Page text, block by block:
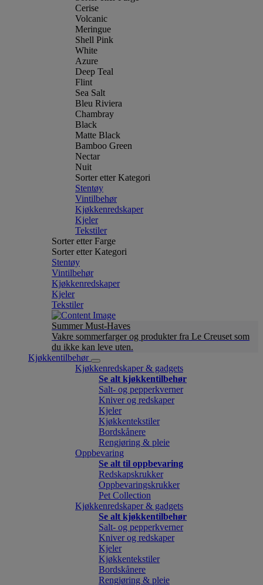
Cerise
Volcanic
Meringue
Shell Pink
White
Azure
Deep Teal
Flint
Sea Salt
Bleu Riviera
Chambray
Black
Matte Black
Bamboo Green
Nectar
Nuit
Sorter etter Kategori
Stentøy
Vintilbehør
Kjøkkenredskaper
Kjeler
Tekstiler
Sorter etter Farge
Sorter etter Kategori
Stentøy
Vintilbehør
Kjøkkenredskaper
Kjeler
Tekstiler
Summer Must-Haves
Vakre sommerfarger og produkter fra Le Creuset som
du ikke kan leve uten.
Kjøkkentilbehør
Kjøkkenredskaper & gadgets
Se alt kjøkkentilbehør
Salt- og pepperkverner
Kniver og redskaper
Kjeler
Kjøkkentekstiler
Bordskånere
Rengjøring & pleie
Oppbevaring
Se alt til oppbevaring
Redskapskrukker
Oppbevaringskrukker
Pet Collection
Kjøkkenredskaper & gadgets
Se alt kjøkkentilbehør
Salt- og pepperkverner
Kniver og redskaper
Kjeler
Kjøkkentekstiler
Bordskånere
Rengjøring & pleie